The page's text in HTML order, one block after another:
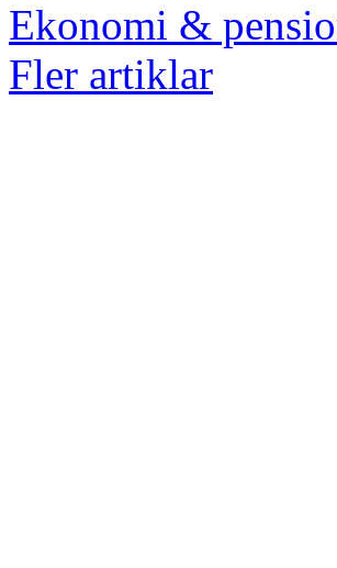
Ekonomi &
Fler artiklar